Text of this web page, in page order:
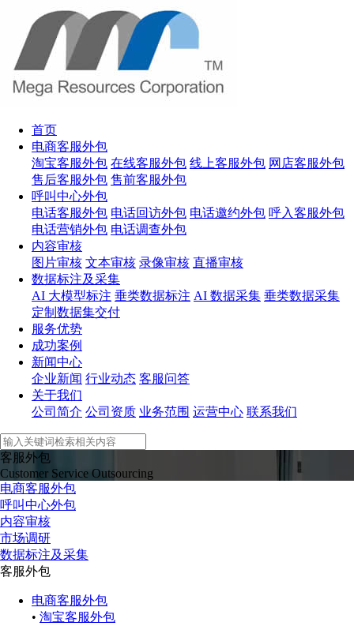
首页
电商客服外包
淘宝客服外包 在线客服外包 线上客服外包 网店客服外包
售后客服外包 售前客服外包
呼叫中心外包
电话客服外包 电话回访外包 电话邀约外包 呼入客服外包
电话营销外包 电话调查外包
内容审核
图片审核 文本审核 录像审核 直播审核
数据标注及采集
AI 大模型标注 垂类数据标注 AI 数据采集 垂类数据采集
定制数据集交付
服务优势
成功案例
新闻中心
企业新闻 行业动态 客服问答
关于我们
公司简介 公司资质 业务范围 运营中心 联系我们
客服外包
Customer Service Outsourcing
电商客服外包
呼叫中心外包
内容审核
市场调研
数据标注及采集
客服外包
电商客服外包
• 淘宝客服外包